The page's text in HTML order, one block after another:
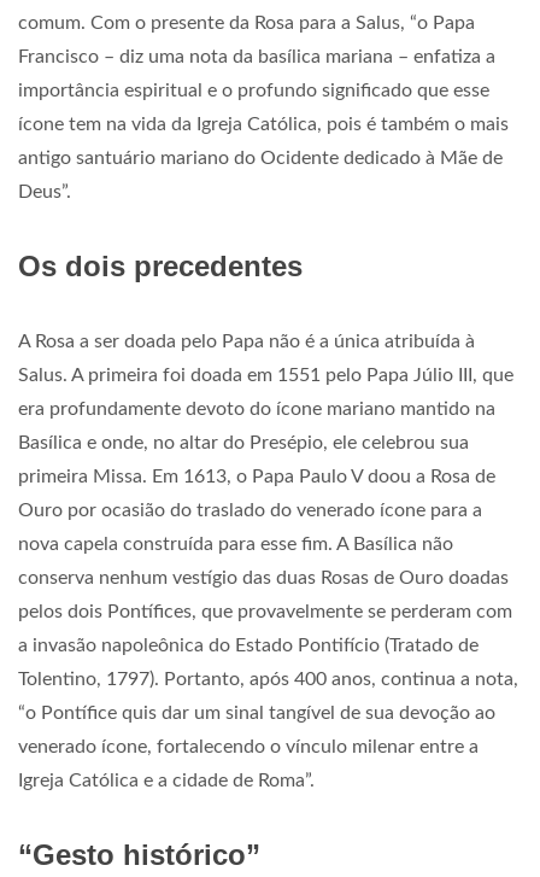
comum. Com o presente da Rosa para a Salus, “o Papa
Francisco – diz uma nota da basílica mariana – enfatiza a
importância espiritual e o profundo significado que esse
ícone tem na vida da Igreja Católica, pois é também o mais
antigo santuário mariano do Ocidente dedicado à Mãe de
Deus”.
Os dois precedentes
A Rosa a ser doada pelo Papa não é a única atribuída à
Salus. A primeira foi doada em 1551 pelo Papa Júlio III, que
era profundamente devoto do ícone mariano mantido na
Basílica e onde, no altar do Presépio, ele celebrou sua
primeira Missa. Em 1613, o Papa Paulo V doou a Rosa de
Ouro por ocasião do traslado do venerado ícone para a
nova capela construída para esse fim. A Basílica não
conserva nenhum vestígio das duas Rosas de Ouro doadas
pelos dois Pontífices, que provavelmente se perderam com
a invasão napoleônica do Estado Pontifício (Tratado de
Tolentino, 1797). Portanto, após 400 anos, continua a nota,
“o Pontífice quis dar um sinal tangível de sua devoção ao
venerado ícone, fortalecendo o vínculo milenar entre a
Igreja Católica e a cidade de Roma”.
“Gesto histórico”